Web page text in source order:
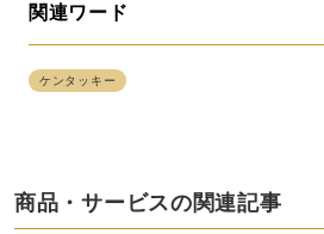
関連ワード
ケンタッキー
商品・サービスの関連記事